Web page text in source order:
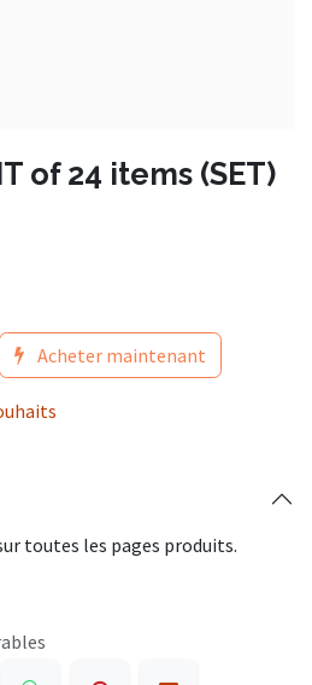
of 24 items (SET)
Acheter maintenant
toutes les pages produits.